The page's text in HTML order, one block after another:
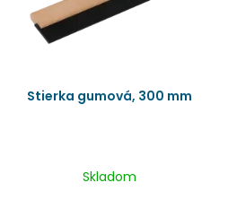
Stierka gumová, 300 mm
Skladom